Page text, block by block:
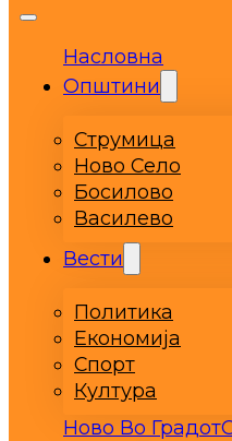
Насловна
Општини
Струмица
Ново Село
Босилово
Василево
Вести
Политика
Економија
Спорт
Култура
Ново Во Градот